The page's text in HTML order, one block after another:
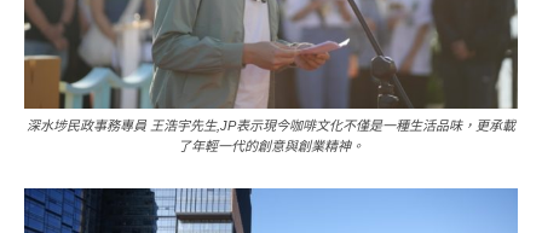
深水埗民政事務專員 王浩宇先生,JP表示現今咖啡文化不僅是一種生活品味，更承載
了年輕一代的創意與創業精神。